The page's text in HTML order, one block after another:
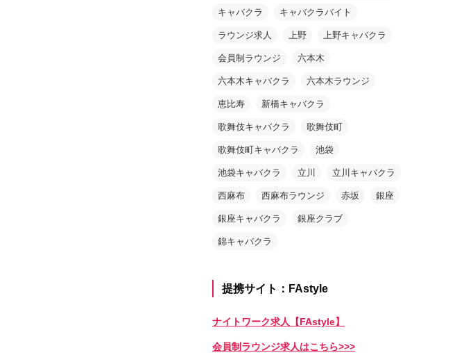
キャバクラ キャバクラバイト
ラウンジ求人 上野 上野キャバクラ
会員制ラウンジ 六本木
六本木キャバクラ 六本木ラウンジ
恵比寿 新橋キャバクラ
歌舞伎キャバクラ 歌舞伎町
歌舞伎町キャバクラ 池袋
池袋キャバクラ 立川 立川キャバクラ
西麻布 西麻布ラウンジ 赤坂 銀座
銀座キャバクラ 銀座クラブ
錦キャバクラ
提携サイト：FAstyle
ナイトワーク求人【FAstyle】
会員制ラウンジ求人はこちら>>>